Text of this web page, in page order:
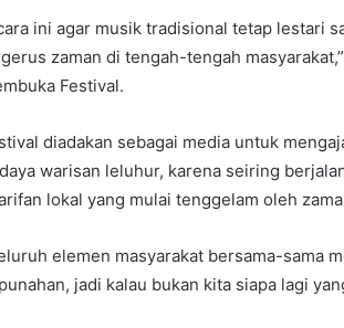
ini agar musik tradisional tetap lestari
zaman di tengah-tengah
Festival.
diadakan sebagai media untuk
warisan leluhur, karena seiring
lokal yang mulai tenggelam oleh
elemen masyarakat bersama-sama
jadi kalau bukan kita siapa lagi